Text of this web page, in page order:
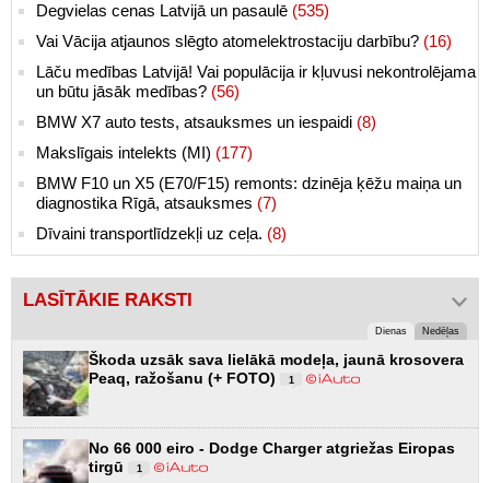
Degvielas cenas Latvijā un pasaulē (535)
Vai Vācija atjaunos slēgto atomelektrostaciju darbību? (16)
Lāču medības Latvijā! Vai populācija ir kļuvusi nekontrolējama
un būtu jāsāk medības? (56)
BMW X7 auto tests, atsauksmes un iespaidi (8)
Makslīgais intelekts (MI) (177)
BMW F10 un X5 (E70/F15) remonts: dzinēja ķēžu maiņa un
diagnostika Rīgā, atsauksmes (7)
Dīvaini transportlīdzekļi uz ceļa. (8)
LASĪTĀKIE RAKSTI
Dienas Nedēļas
Škoda uzsāk sava lielākā modeļa, jaunā krosovera
Peaq, ražošanu (+ FOTO)
1
No 66 000 eiro - Dodge Charger atgriežas Eiropas
tirgū
1